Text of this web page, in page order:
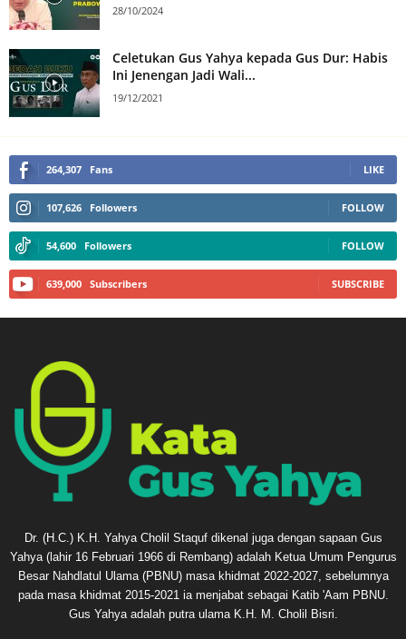
28/10/2024
Celetukan Gus Yahya kepada Gus Dur: Habis
Ini Jenengan Jadi Wali...
19/12/2021
264,307 Fans LIKE
107,626 Followers FOLLOW
54,600 Followers FOLLOW
639,000 Subscribers SUBSCRIBE
Dr. (H.C.) K.H. Yahya Cholil Staquf dikenal juga dengan sapaan Gus
Yahya (lahir 16 Februari 1966 di Rembang) adalah Ketua Umum Pengurus
Besar Nahdlatul Ulama (PBNU) masa khidmat 2022-2027, sebelumnya
pada masa khidmat 2015-2021 ia menjabat sebagai Katib 'Aam PBNU.
Gus Yahya adalah putra ulama K.H. M. Cholil Bisri.